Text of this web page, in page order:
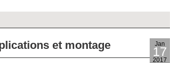
Jan
17
2017
et montage